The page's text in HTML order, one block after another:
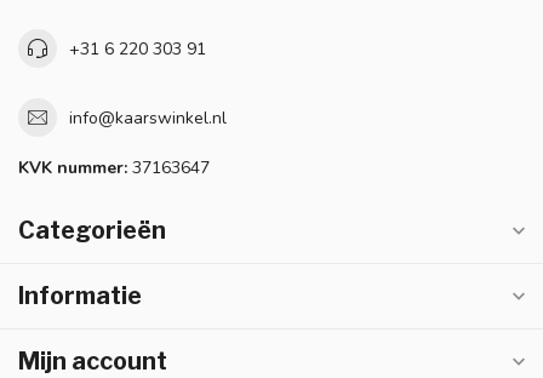
+31 6 220 303 91
info@kaarswinkel.nl
KVK nummer: 37163647
Categorieën
Informatie
Mijn account